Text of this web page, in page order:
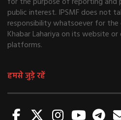
public interest. IPSMF does not
responsibility whatsoever for
Khabar Lahariya on its website
platforms.
हमसे जुड़े रहें